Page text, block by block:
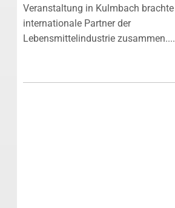
Veranstaltung in Kulmbach brachte
internationale Partner der
Lebensmittelindustrie zusammen....